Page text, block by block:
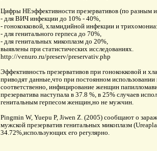
Цифры НЕэффективности презервативов (по разным
- для ВИЧ инфекции до 10% - 40%,
- гонококковой, хламидийной инфекции и
- для генитального герпеса до 70%,
- для генитальных микоплазм до 20%,
выявлены при статистических исследованиях.
http://venuro.ru/preserv/preservativ.php
Эффективность презервативов при гонококковой и
приводят данные,что при постоянном
соответственно, инфицирование женщин
презерватива наступала в 37.8 %, в 25% случаев
генитальным герпесом женщин,но не мужчин.
Pingmin W, Yuepu P, Jiwen Z. (2005) сообщают о
мужской презерватив генитальных микоплазм
34.72%,использующих его регулярно.